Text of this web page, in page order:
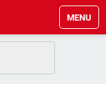
MENU